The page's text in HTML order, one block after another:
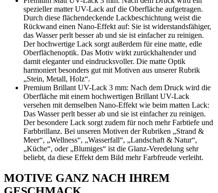
spezieller matter UV-Lack auf die Oberfläche aufgetragen.
Durch diese flächendeckende Lackbeschichtung weist die
Rückwand einen Nano-Effekt auf: Sie ist widerstandsfähiger,
das Wasser perlt besser ab und sie ist einfacher zu reinigen.
Der hochwertige Lack sorgt außerdem für eine matte, edle
Oberflächenoptik. Das Motiv wirkt zurückhaltender und
damit eleganter und eindrucksvoller. Die matte Optik
harmoniert besonders gut mit Motiven aus unserer Rubrik
„Stein, Metall, Holz“.
Premium Brillant UV-Lack 3 mm: Nach dem Druck wird die
Oberfläche mit einem hochwertigen Brillant UV-Lack
versehen mit demselben Nano-Effekt wie beim matten Lack:
Das Wasser perlt besser ab und sie ist einfacher zu reinigen.
Der besondere Lack sorgt zudem für noch mehr Farbtiefe und
Farbbrillanz. Bei unseren Motiven der Rubriken „Strand &
Meer“, „Wellness“, „Wasserfall“, „Landschaft & Natur“,
„Küche“, oder „Blumiges“ ist die Glanz-Veredelung sehr
beliebt, da diese Effekt dem Bild mehr Farbfreude verleiht.
MOTIVE GANZ NACH IHREM